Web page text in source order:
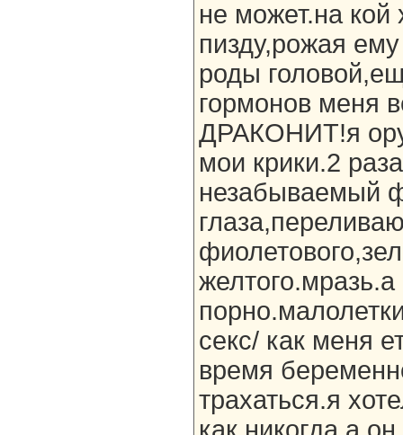
не может.на кой
пизду,рожая
роды
гормонов меня
ДРАКОНИТ!я
мои крики.2
незабываемый
секс/ как меня
время
трахаться.я